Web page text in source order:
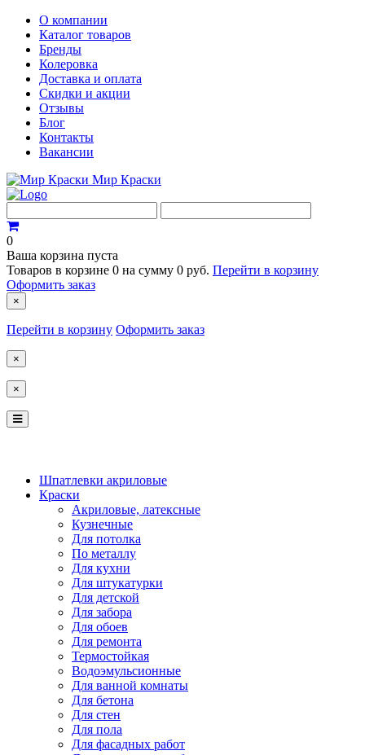
О компании
Каталог товаров
Бренды
Колеровка
Доставка и оплата
Скидки и акции
Отзывы
Блог
Контакты
Вакансии
Мир Краски
0
Ваша корзина пуста
Товаров в корзине 0 на сумму 0 руб. Перейти в корзину
Оформить заказ
×
Перейти в корзину Оформить заказ
×
×
Шпатлевки акриловые
Краски
Акриловые, латексные
Кузнечные
Для потолка
По металлу
Для кухни
Для штукатурки
Для детской
Для забора
Для обоев
Для ремонта
Термостойкая
Водоэмульсионные
Для ванной комнаты
Для бетона
Для стен
Для пола
Для фасадных работ